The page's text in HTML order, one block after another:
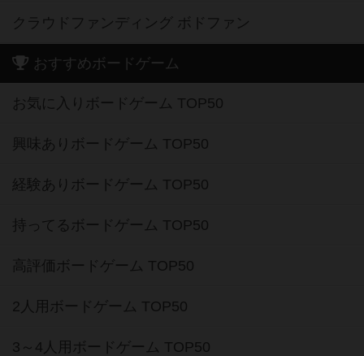
クラウドファンディング ボドファン
おすすめボードゲーム
お気に入りボードゲーム TOP50
興味ありボードゲーム TOP50
経験ありボードゲーム TOP50
持ってるボードゲーム TOP50
高評価ボードゲーム TOP50
2人用ボードゲーム TOP50
3～4人用ボードゲーム TOP50